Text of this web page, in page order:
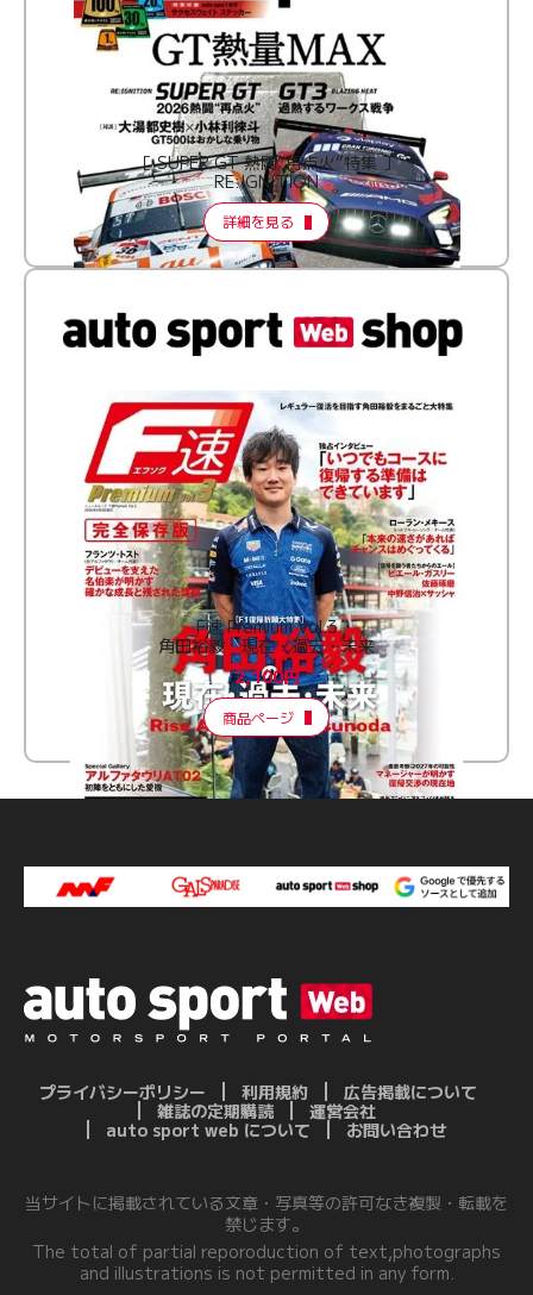
［ SUPER GT 熱闘“再点火”特集 ］
RE:IGNITION
詳細を見る
F速 Premium Vol.3
角田裕毅 現在・過去・未来
2,100円
商品ページ
プライバシーポリシー 利用規約
広告掲載について
雑誌の定期購読
運営会社
auto sport web について
お問い合わせ
当サイトに掲載されている文章・写真等の許可なき複製・転載を
禁じます。
The total of partial reporoduction of text,photographs
and illustrations is not permitted in any form.